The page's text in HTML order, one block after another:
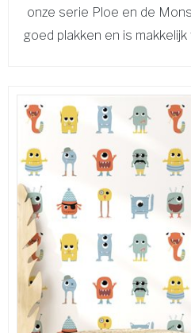
onze serie Ploe en de
goed plakken en is